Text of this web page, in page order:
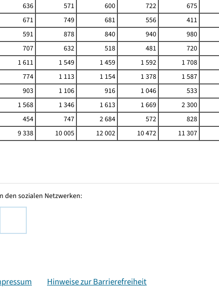
636 571 600 722 675
671 749 681 556 411
591 878 840 940 980
707 632 518 481 720
1 611 1 549 1 459 1 592 1 708
774 1 113 1 154 1 378 1 587
903 1 106 916 1 046 533
1 568 1 346 1 613 1 669 2 300
454 747 2 684 572 828
9 338 10 005 12 002 10 472 11 307
den sozialen Netzwerken:
Hinweise zur Barrierefreiheit